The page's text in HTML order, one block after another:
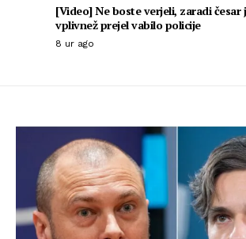
[Video] Ne boste verjeli, zaradi česar
vplivnež prejel vabilo policije
8 ur ago